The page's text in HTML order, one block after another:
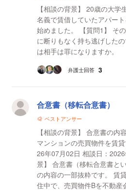
【相談の背景】 20歳の大
名義で賃借していたアパー
始めました。 【質問1】 その際に返金された敷金を親
に断りもなく持ち逃げした
は相手は罪になりますか。
弁護士回答 3
合意書（移転合意書）
ベストアンサー
【相談の背景】 合意書の内
マンションの売買物件を賃
26年07月02日 相談日：
景】 合意書（移転合意書と
の内容の一部抜粋です。 賃貸マンションAに、私が居
住中で、売買物件Bを不動産